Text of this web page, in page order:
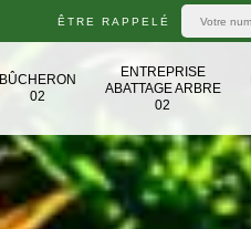
ÊTRE RAPPELÉ
BÛCHERON
02
ENTREPRISE
ABATTAGE ARBRE
02